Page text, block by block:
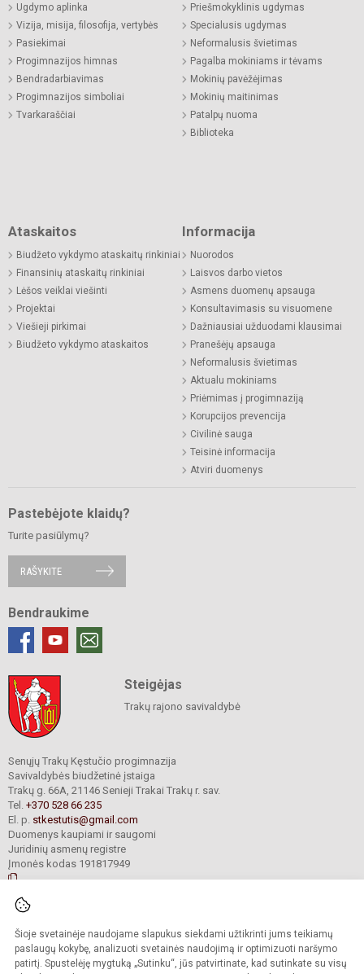
Šioje svetainėje naudojame slapukus siekdami užtikrinti jums teikiamų
paslaugų kokybę, analizuoti svetainės naudojimą ir optimizuoti naršymo
patirtį. Spustelėję mygtuką „Sutinku“, jūs patvirtinate, kad sutinkate su visų
Ugdymo aplinka
Vizija, misija, filosofija, vertybės
Pasiekimai
Progimnazijos himnas
Bendradarbiavimas
Progimnazijos simboliai
Tvarkaraščiai
Priešmokyklinis ugdymas
Specialusis ugdymas
Neformalusis švietimas
Pagalba mokiniams ir tėvams
Mokinių pavėžėjimas
Mokinių maitinimas
Patalpų nuoma
Biblioteka
Ataskaitos
Biudžeto vykdymo ataskaitų rinkiniai
Finansinių ataskaitų rinkiniai
Lėšos veiklai viešinti
Projektai
Viešieji pirkimai
Biudžeto vykdymo ataskaitos
Informacija
Nuorodos
Laisvos darbo vietos
Asmens duomenų apsauga
Konsultavimasis su visuomene
Dažniausiai užduodami klausimai
Pranešėjų apsauga
Neformalusis švietimas
Aktualu mokiniams
Priėmimas į progimnaziją
Korupcijos prevencija
Civilinė sauga
Teisinė informacija
Atviri duomenys
Pastebėjote klaidų?
Turite pasiūlymų?
RAŠYKITE
Bendraukime
Steigėjas
Trakų rajono savivaldybė
Senųjų Trakų Kęstučio progimnazija
Savivaldybės biudžetinė įstaiga
Trakų g. 66A, 21146 Senieji Trakai Trakų r. sav.
Tel. +370 528 66 235
El. p. stkestutis@gmail.com
Duomenys kaupiami ir saugomi
Juridinių asmenų registre
Įmonės kodas 191817949
Kopijuoti turinį be raštiško mokyklos administracijos sutikimo griežtai
draudžiama.
Prieinamumo paraiška Slapukų valdymas